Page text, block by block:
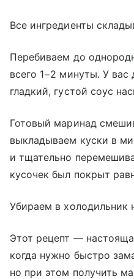
Все ингредиенты
Перебиваем до
всего 1−2 минуты. У вас
гладкий, густой соус
Готовый маринад
выкладываем куски в
и тщательно
кусочек был покрыт
Убираем в холодильник
Этот рецепт —
когда нужно быстро
но при этом получить